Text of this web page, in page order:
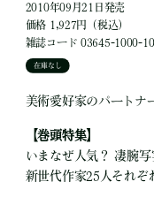
2010年09月21日発売
価格 1,927円（税込）
雑誌コード 03645-1000-10
在庫なし
美術愛好家のパートナ
【巻頭特集】
いまなぜ人気？ 凄腕写
新世代作家25人それぞ